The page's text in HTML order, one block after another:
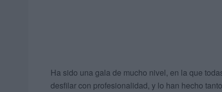
Ha sido una gala de mucho nivel, en la que
desfilar con profesionalidad, y lo han hecho